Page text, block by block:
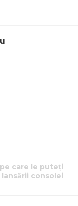
care le puteți
consolei